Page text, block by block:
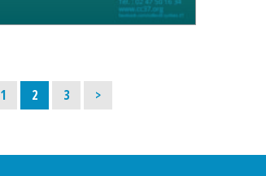
Page
1 Page
2 Page
3 >